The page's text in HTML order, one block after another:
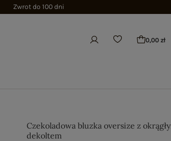
Zwrot do 100 dni
0,00 zł
Czekoladowa bluzka oversize z
dekoltem